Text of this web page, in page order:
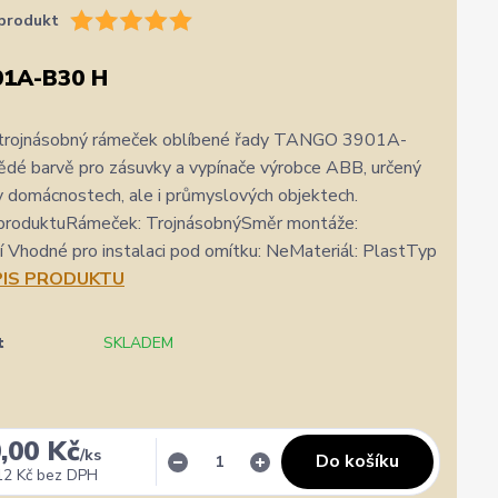
★★★★★ 31. července
zatím se mi zdá z několika dalších jako jeden z
nejlepších
★★★★★
Výborná komunikace,
hlavně rychlé dodání. 👍👌
B30 H
rámeček oblíbené řady TANGO 3901A-
barvě pro zásuvky a vypínače výrobce ABB, určený
domácnostech, ale i průmyslových objektech.
TrojnásobnýSměr montáže:
Vhodné pro instalaci pod omítku: NeMateriál: PlastTyp
PRODUKTU
SKLADEM
Kč/ks
Kč bez DPH
Do košíku